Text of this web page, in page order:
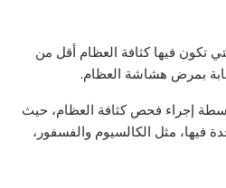
تكون فيها كثافة العظام أقل من
بمرض هشاشة العظام.
إجراء فحص كثافة العظام، حيث
فيها، مثل الكالسيوم والفسفور،